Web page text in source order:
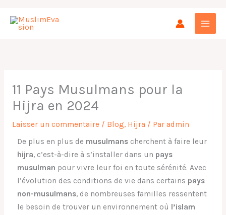
Aller
11 Pays Musulmans pour la
Hijra en 2024
Laisser un commentaire / Blog, Hijra / Par admin
De plus en plus de musulmanscherchent à faire leur
hijra, c’est-à-dire à s’installer dans un pays
musulman pour vivre leur foi en toute sérénité. Avec
l’évolution des conditions de vie dans certains pays
non-musulmans, de nombreuses familles ressentent
le besoin de trouver un environnement où l’islam